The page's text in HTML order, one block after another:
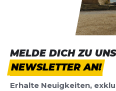
MELDE DICH ZU
NEWSLETTER AN!
Erhalte Neuigkeiten,